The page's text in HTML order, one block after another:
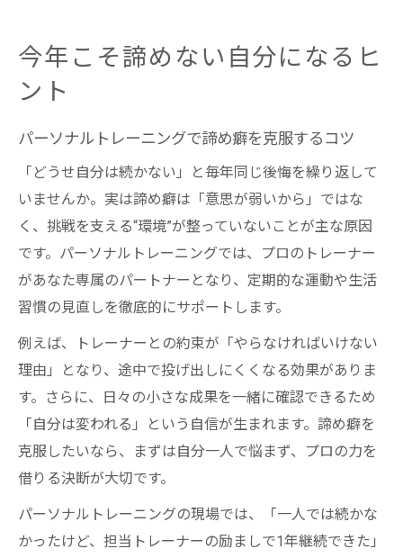
今年こそ諦めない自分になるヒ
ント
パーソナルトレーニングで諦め癖を克服するコツ
「どうせ自分は続かない」と毎年同じ後悔を繰り返して
いませんか。実は諦め癖は「意思が弱いから」ではな
く、挑戦を支える“環境”が整っていないことが主な原因
です。パーソナルトレーニングでは、プロのトレーナー
があなた専属のパートナーとなり、定期的な運動や生活
習慣の見直しを徹底的にサポートします。
例えば、トレーナーとの約束が「やらなければいけない
理由」となり、途中で投げ出しにくくなる効果がありま
す。さらに、日々の小さな成果を一緒に確認できるため
「自分は変われる」という自信が生まれます。諦め癖を
克服したいなら、まずは自分一人で悩まず、プロの力を
借りる決断が大切です。
パーソナルトレーニングの現場では、「一人では続かな
かったけど、担当トレーナーの励ましで1年継続できた」